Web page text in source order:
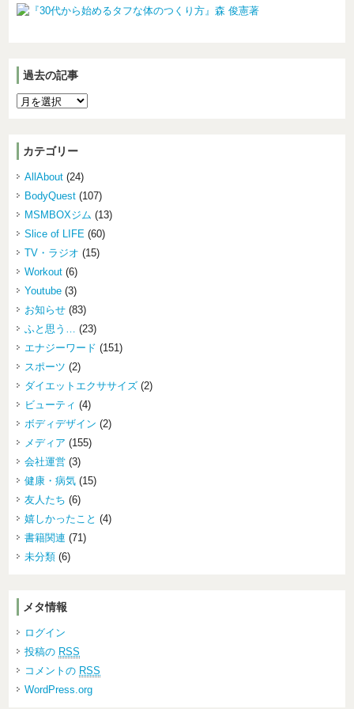
過去の記事
カテゴリー
AllAbout (24)
BodyQuest (107)
MSMBOXジム (13)
Slice of LIFE (60)
TV・ラジオ (15)
Workout (6)
Youtube (3)
お知らせ (83)
ふと思う…
(23)
エナジーワード (151)
スポーツ (2)
ダイエットエクササイズ (2)
ビューティ (4)
ボディデザイン (2)
メディア (155)
会社運営 (3)
健康・病気 (15)
友人たち (6)
嬉しかったこと (4)
書籍関連 (71)
未分類 (6)
メタ情報
ログイン
投稿の RSS
コメントの RSS
WordPress.org